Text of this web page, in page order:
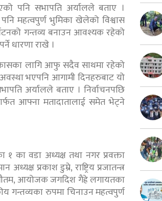
पनि सभापति अर्यालले बताए ।
महत्वपुर्ण भुमिका खेलेको विश्वास
गन्तव्य बनाउन आवश्यक रहेको
धारणा राखे ।
लागि आफु सदैव साथमा रहेको
भएपनि आगामी दिनहरुबाट यो
अर्यालले बताए । निर्वाचनपछि
आफ्ना मतादातालाई समेत भेट्ने
१ का वडा अध्यक्ष तथा नगर प्रवक्ता
प्रकाश डुम्रे, राष्ट्रिय प्रजातन्त्र
आयोजक जगदिश गैह्रे लगायतका
गन्तव्यका रुपमा चिनाउन महत्वपुर्ण